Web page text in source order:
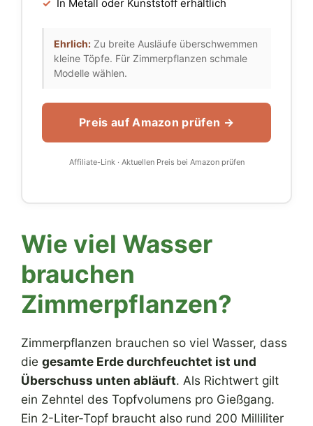
✓ In Metall oder Kunststoff erhältlich
Ehrlich: Zu breite Ausläufe überschwemmen
kleine Töpfe. Für Zimmerpflanzen schmale
Modelle wählen.
Preis auf Amazon prüfen →
Affiliate-Link · Aktuellen Preis bei Amazon prüfen
Wie viel Wasser
brauchen
Zimmerpflanzen?
Zimmerpflanzen brauchen so viel Wasser, dass
die gesamte Erde durchfeuchtet ist und
Überschuss unten abläuft. Als Richtwert gilt
ein Zehntel des Topfvolumens pro Gießgang.
Ein 2-Liter-Topf braucht also rund 200 Milliliter